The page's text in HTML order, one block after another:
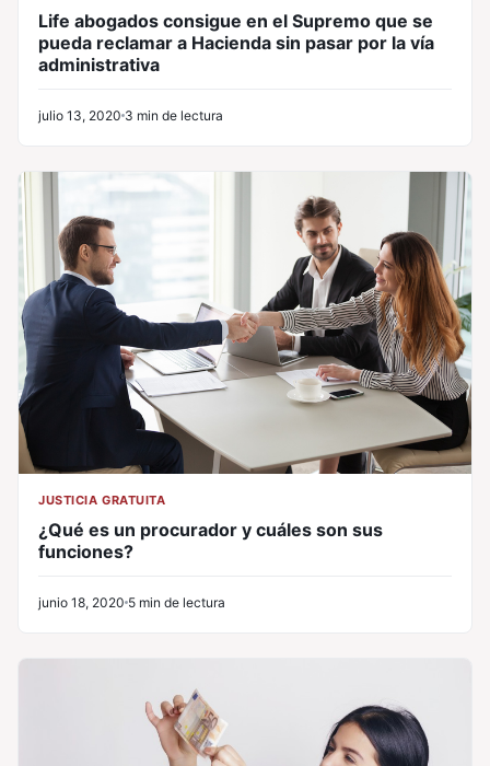
Life abogados consigue en el Supremo que se
pueda reclamar a Hacienda sin pasar por la vía
administrativa
julio 13, 2020 3 min de lectura
JUSTICIA GRATUITA
¿Qué es un procurador y cuáles son sus
funciones?
junio 18, 2020 5 min de lectura